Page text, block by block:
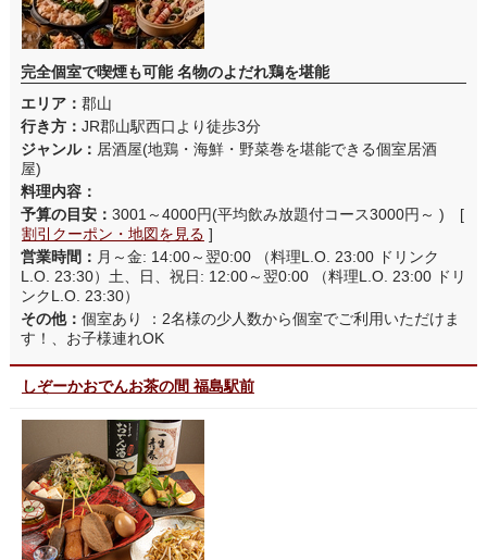
完全個室で喫煙も可能 名物のよだれ鶏を堪能
エリア： 郡山
行き方： JR郡山駅西口より徒歩3分
ジャンル： 居酒屋(地鶏・海鮮・野菜巻を堪能できる個室居酒
屋)
料理内容：
予算の目安： 3001～4000円(平均飲み放題付コース3000円～ ) [
割引クーポン・地図を見る ]
営業時間： 月～金: 14:00～翌0:00 （料理L.O. 23:00 ドリンク
L.O. 23:30）土、日、祝日: 12:00～翌0:00 （料理L.O. 23:00 ドリ
ンクL.O. 23:30）
その他： 個室あり ：2名様の少人数から個室でご利用いただけま
す！、お子様連れOK
しぞーかおでんお茶の間 福島駅前